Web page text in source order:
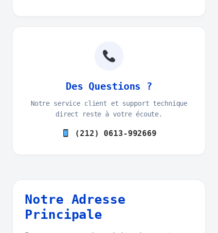
Des Questions ?
Notre service client et support technique
direct reste à votre écoute.
(212) 0613-992669
Notre Adresse
Principale